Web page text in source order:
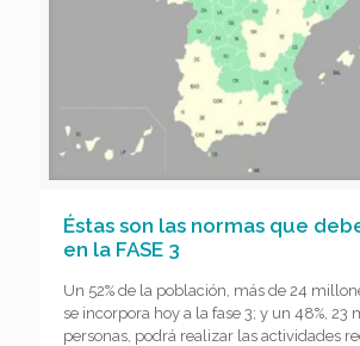
Éstas son las normas que
en la FASE 3
Un 52% de la población, más de 24
se incorpora hoy a la fase 3; y un 48%, 23
personas, podrá realizar las actividades